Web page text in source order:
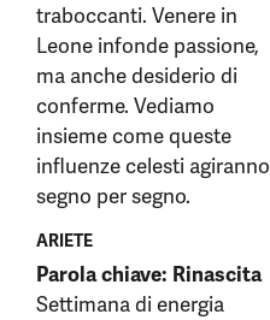
traboccanti. Venere in
Leone infonde passione,
ma anche desiderio di
conferme. Vediamo
insieme come queste
influenze celesti agiranno
segno per segno.
ARIETE
Parola chiave: Rinascita
Settimana di energia